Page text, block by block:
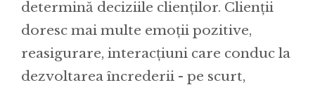
determină deciziile clienților. Clienții
doresc mai multe emoții pozitive,
reasigurare, interacțiuni care conduc la
dezvoltarea încrederii - pe scurt,